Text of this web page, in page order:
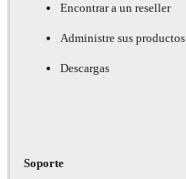
Encontrar a un reseller
Administre sus productos
Descargas
Soporte